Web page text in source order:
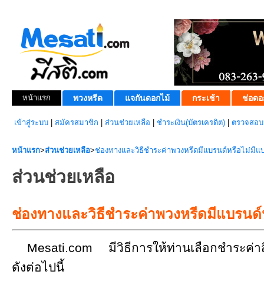
หน้าแรก พวงหรีด แจกันดอกไม้ กระเช้า ช่อดอ
เข้าสู่ระบบ สมัครสมาชิก ส่วนช่วยเหลือ ชำระเงิน(บัตรเครดิต) ตรวจสอ
หน้าแรก>ส่วนช่วยเหลือ>ช่องทางและวิธีชำระค่าพวงหรีดมีแบรนด์หรือไม่มีแ
ส่วนช่วยเหลือ
ช่องทางและวิธีชำระค่าพวงหรีดมีแบรน
Mesati.com มีวิธีการให้ท่านเลือกชำระค่า
ดังต่อไปนี้